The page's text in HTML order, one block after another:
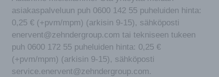
asiakaspalveluun puh 0600 142 55 puheluiden hinta:
0,25 € (+pvm/mpm) (arkisin 9-15), sähköposti
enervent@zehndergroup.com tai tekniseen tukeen
puh 0600 172 55 puheluiden hinta: 0,25 €
(+pvm/mpm) (arkisin 9-15), sähköposti
service.enervent@zehndergroup.com.